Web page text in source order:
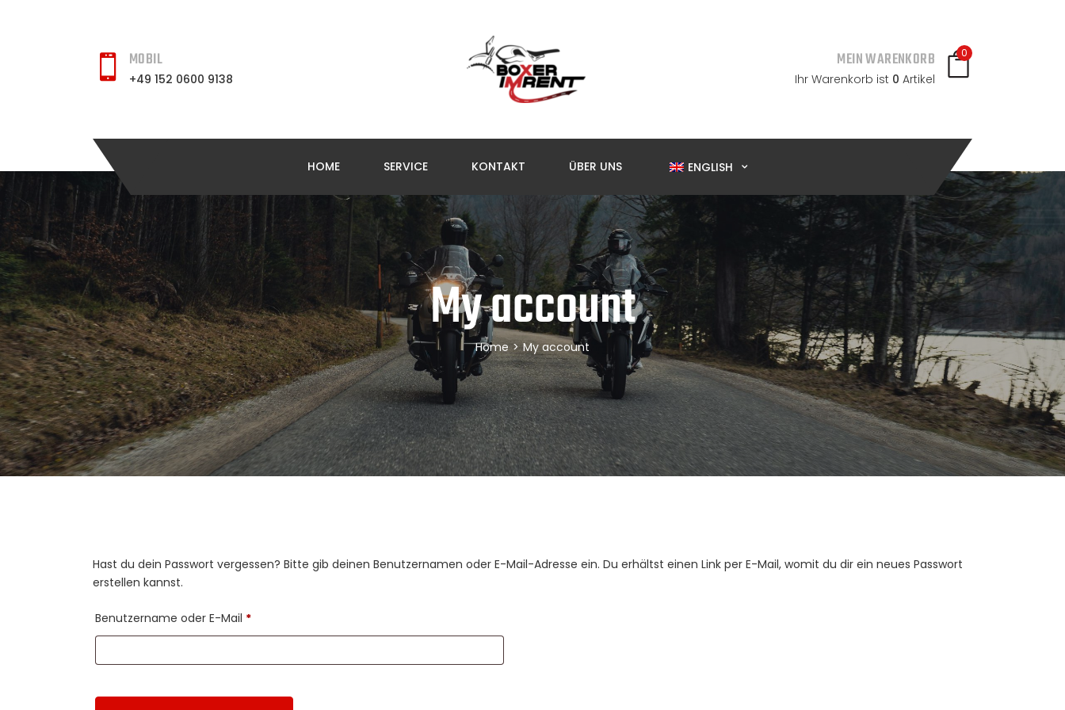
MOBIL
+49 152 0600 9138
MEIN WARENKORB
Ihr Warenkorb ist 0 Artikel
0
HOME SERVICE KONTAKT ÜBER UNS ENGLISH
My account
Home > My account
Hast du dein Passwort vergessen? Bitte gib deinen Benutzernamen oder E-Mail-Adresse ein. Du erhältst einen Link per E-Mail, womit du dir ein neues Passwort
erstellen kannst.
Benutzername oder E-Mail *